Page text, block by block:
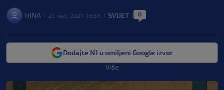
HINA 21. velj. 2021. 16:33 SVIJET 0
Dodajte N1 u omiljeni Google izvor
Više